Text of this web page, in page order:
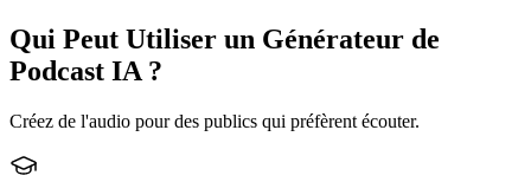
Qui Peut Utiliser un Générateur de
Podcast IA ?
Créez de l'audio pour des publics qui préfèrent écouter.